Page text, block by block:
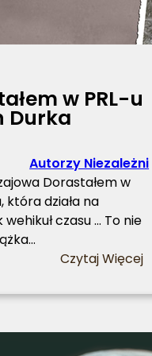
w PRL-u
Durka
Autorzy Niezależni
Dorastałem w
która działa na
czasu … To nie
Czytaj Więcej:
o
a